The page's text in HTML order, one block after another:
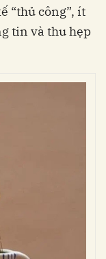
“thủ công”, ít
tin và thu hẹp